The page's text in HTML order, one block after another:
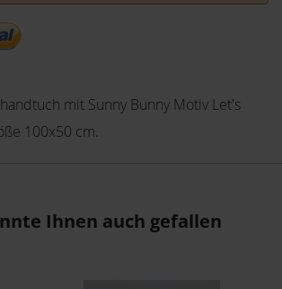
mit Sunny Bunny Motiv Let's
100x50 cm.
Ihnen auch gefallen